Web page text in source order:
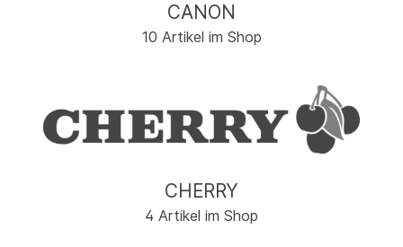
CANON
10 Artikel im Shop
CHERRY
4 Artikel im Shop